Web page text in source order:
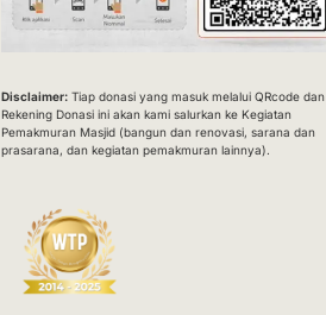
Disclaimer:Tiap donasi yang masuk melalui QRcode dan
Rekening Donasi ini akan kami salurkan ke Kegiatan
Pemakmuran Masjid (bangun dan renovasi, sarana dan
prasarana, dan kegiatan pemakmuran lainnya).